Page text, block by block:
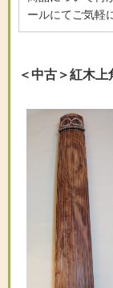
ールにてご気軽
＜中古＞紅木上